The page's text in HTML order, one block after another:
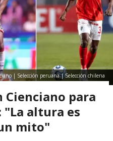
| Selección peruana | Selección chilena
Cienciano para
"La altura es
mito"